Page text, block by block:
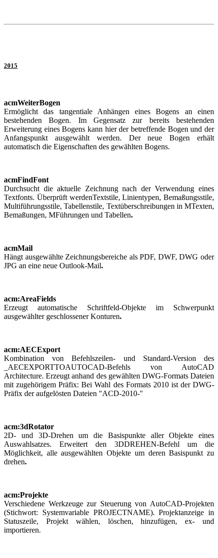
2015
acmWeiterBogen
Ermöglicht das tangentiale Anhängen eines Bogens an einen
bestehenden Bogen. Im Gegensatz zur bereits bestehenden
Erweiterung eines Bogens kann hier der betreffende Bogen und der
Anfangspunkt ausgewählt werden. Der neue Bogen erhält
automatisch die Eigenschaften des gewählten Bogens.
acmFindFont
Durchsucht die aktuelle Zeichnung nach der Verwendung eines
Textfonts. Überprüft werdenTextstile, Linientypen, Bemaßungsstile,
Multiführungsstile, Tabellenstile, Textüberschreibungen in MTexten,
Bemaßungen, MFührungen und Tabellen.
acmMail
Hängt ausgewählte Zeichnungsbereiche als PDF, DWF, DWG oder
JPG an eine neue Outlook-Mail.
acm:AreaFields
Erzeugt automatische Schriftfeld-Objekte im Schwerpunkt
ausgewählter geschlossener Konturen.
acm:AECExport
Kombination von Befehlszeilen- und Standard-Version des
_AECEXPORTTOAUTOCAD-Befehls von AutoCAD
Architecture. Erzeugt anhand des gewählten DWG-Formats Dateien
mit zugehörigem Präfix: Bei Wahl des Formats 2010 ist der DWG-
Präfix der aufgelösten Dateien "ACD-2010-"
acm:3dRotator
2D- und 3D-Drehen um die Basispunkte aller Objekte eines
Auswahlsatzes. Erweitert den 3DDREHEN-Befehl um die
Möglichkeit, alle ausgewählten Objekte um deren Basispunkt zu
drehen.
acm:Projekte
Verschiedene Werkzeuge zur Steuerung von AutoCAD-Projekten
(Stichwort: Systemvariable PROJECTNAME). Projektanzeige in
Statuszeile, Projekt wählen, löschen, hinzufügen, ex- und
importieren.